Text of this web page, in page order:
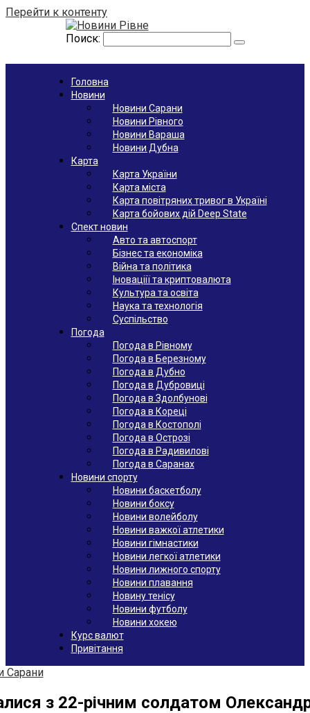
Перейти к контенту
Поиск:
Головна
Новини
Новини Сарани
Новини Рівного
Новини Вараша
Новини Дубна
Карта
Карта України
Карта міста
Карта повітряних тривог в Україні
Карта бойових дій Deep State
Спект новин
Авто та автоспорт
Бізнес та економіка
Війна та політика
Іноваціії та криптовалюта
Культура та освіта
Наука та технологія
Суспільство
Погода
Погода в Рівному
Погода в Березному
Погода в Дубно
Погода в Дубровиці
Погода в Здолбунові
Погода в Кореці
Погода в Костополі
Погода в Острозі
Погода в Радивилові
Погода в Саранах
Новини спорту
Новини баскетболу
Новини боксу
Новини волейболу
Новини важкої атлетики
Новини гімнастики
Новини легкої атлетики
Новини лижного спорту
Новини плавання
Новину тенісу
Новини футболу
Новини хокею
Курс валют
Привітання
Сарани
з 22-річним солдатом